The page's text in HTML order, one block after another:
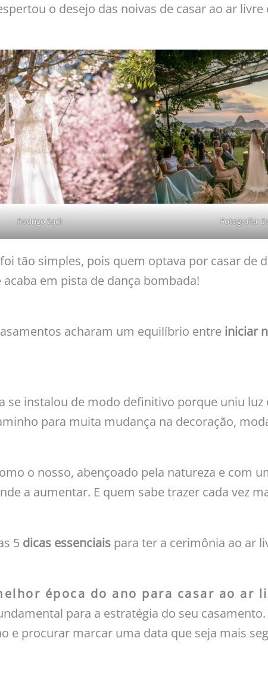
o desejo das noivas de casar ao ar
Rodrigo Sack Fotografia:
tão simples, pois quem optava por casar
em pista de dança bombada!
acharam um equilíbrio entre iniciar
se instalou de modo definitivo porque uniu
para muita mudança na decoração,
o nosso, abençoado pela natureza e com
a aumentar. E quem sabe trazer cada vez
5 dicas essenciais para ter a cerimônia ao ar
época do ano para casar ao ar
para a estratégia do seu
e procurar marcar uma data que seja mais